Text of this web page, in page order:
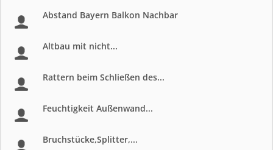
Abstand Bayern Balkon Nachbar
Altbau mit nicht...
Rattern beim Schließen des...
Feuchtigkeit Außenwand...
Bruchstücke,Splitter,...